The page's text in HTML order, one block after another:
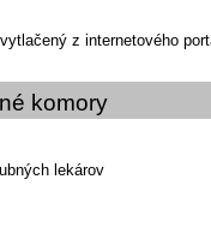
z internetového
komory
lekárov